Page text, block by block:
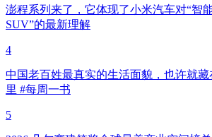
澎程系列来了，它体现了小米汽车对“智
SUV”的最新理解
4
中国老百姓最真实的生活面貌，也许就
里 #每周一书
5